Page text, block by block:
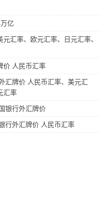
亿
汇率、欧元汇率、日元汇率、
价 人民币汇率
汇牌价 人民币汇率、美元汇
汇率
银行外汇牌价
行外汇牌价 人民币汇率